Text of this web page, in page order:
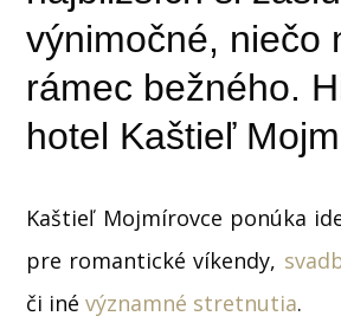
výnimočné, niečo
rámec bežného.
hotel Kaštieľ
Kaštieľ Mojmírovce ponúka
pre romantické víkendy,
či inévýznamné stretnutia.